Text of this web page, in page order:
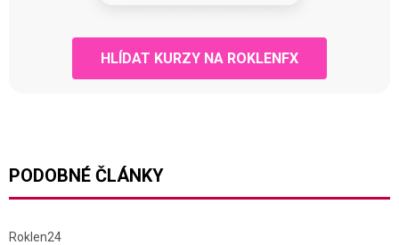
HLÍDAT KURZY NA ROKLENFX
PODOBNÉ ČLÁNKY
Roklen24